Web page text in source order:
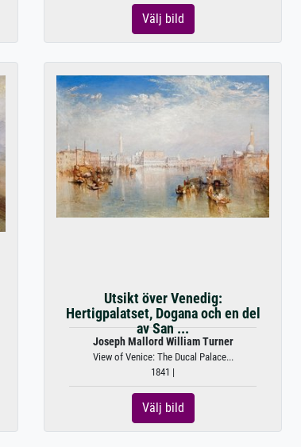
Välj bild
Utsikt över Venedig:
Hertigpalatset, Dogana och en del
av San ...
Joseph Mallord William Turner
View of Venice: The Ducal Palace...
1841 |
Välj bild